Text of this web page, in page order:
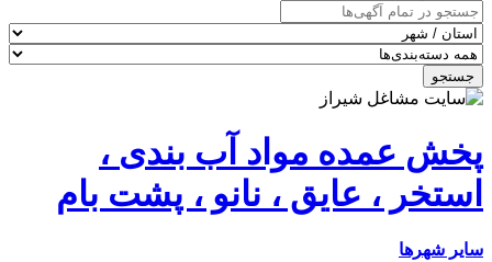
جستجو
پخش عمده مواد آب بندی ،
استخر ، عایق ، نانو ، پشت بام
سایر شهرها